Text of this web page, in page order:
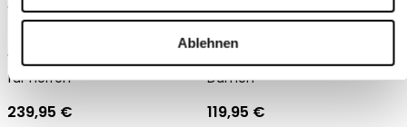
Ablehnen
WMN
Wanderschuh mit GORE-TEX
für Herren
239,95 €
Wmn
Urban-Outdoorschuhe für
Damen
119,95 €